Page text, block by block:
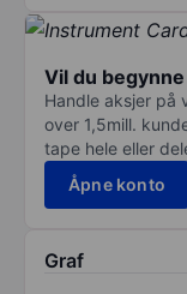
Vil du
Handle aksjer på
over 1,5mill.
tape hele eller
Åpne konto
Graf